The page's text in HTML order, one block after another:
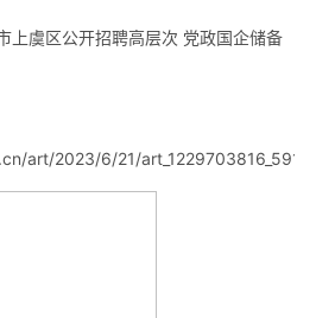
上虞区公开招聘高层次 党政国企储备
art/2023/6/21/